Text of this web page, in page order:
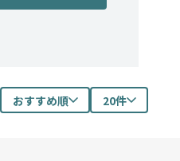
おすすめ順 20件